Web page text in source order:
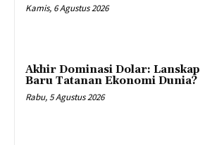
Kamis, 6 Agustus 2026
Akhir Dominasi Dolar: Lanskap
Baru Tatanan Ekonomi Dunia?
Rabu, 5 Agustus 2026